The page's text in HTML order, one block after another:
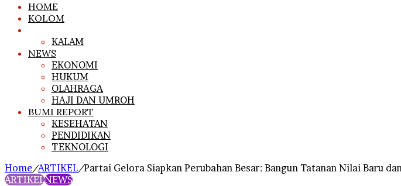
HOME
KOLOM
KALAM
NEWS
EKONOMI
HUKUM
OLAHRAGA
HAJI DAN UMROH
BUMI REPORT
KESEHATAN
PENDIDIKAN
TEKNOLOGI
Home/ARTIKEL/Partai Gelora Siapkan Perubahan Besar: Bangun Tatanan Nilai Baru
ARTIKELNEWS